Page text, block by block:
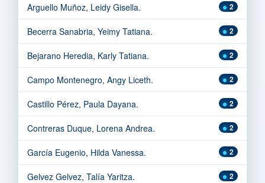
2
Arguello Muñoz, Leidy Gisella.
2
Becerra Sanabria, Yeimy Tatiana.
2
Bejarano Heredia, Karly Tatiana.
2
Campo Montenegro, Angy Liceth.
2
Castillo Pérez, Paula Dayana.
2
Contreras Duque, Lorena Andrea.
2
García Eugenio, Hilda Vanessa.
2
Gelvez Gelvez, Talía Yaritza.